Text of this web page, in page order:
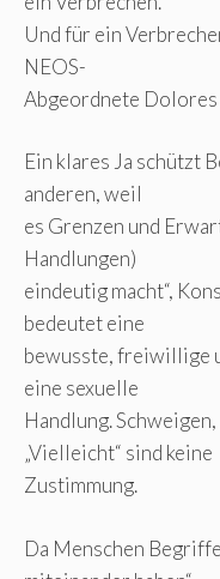
Und für ein
NEOS-
Abgeordnete Dolores
Ein klares Ja schützt
anderen, weil
es Grenzen und
Handlungen)
eindeutig macht“,
bedeutet eine
bewusste, freiwillige
eine sexuelle
Handlung.
„Vielleicht“ sind keine
Zustimmung.
Da Menschen